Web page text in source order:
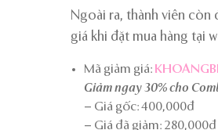
Ngoài ra, thành viên còn
giá khi đặt mua hàng tại
Mã giảm giá:
Giảm ngay 30% cho
– Giá gốc: 400,000đ
– Giá đã giảm: 280,000đ